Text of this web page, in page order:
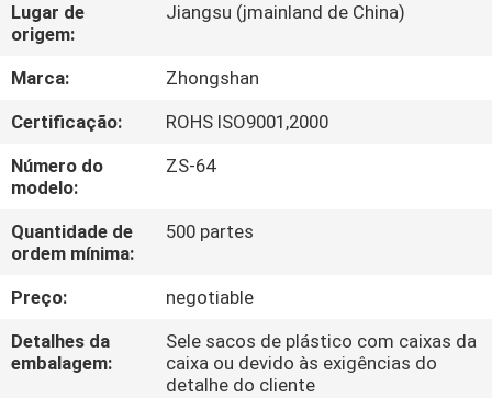
SOBRE
NÓS
EXCURSÃO
DA
FÁBRICA
CONTROLE
DA
QUALIDADE
Lugar de
origem:
Jiangsu (jmainland de China)
Marca:
Zhongshan
Certificação:
ROHS ISO9001,2000
Número do
modelo:
ZS-64
Quantidade de
ordem mínima:
500 partes
Preço:
negotiable
Detalhes da
embalagem:
Sele sacos de plástico com caixas da
caixa ou devido às exigências do
detalhe do cliente